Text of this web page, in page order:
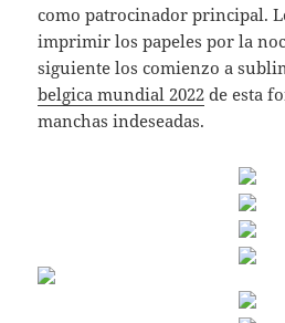
como patrocinador principal.
imprimir los papeles por la
siguiente los comienzo a
belgica mundial 2022 de esta
manchas indeseadas.